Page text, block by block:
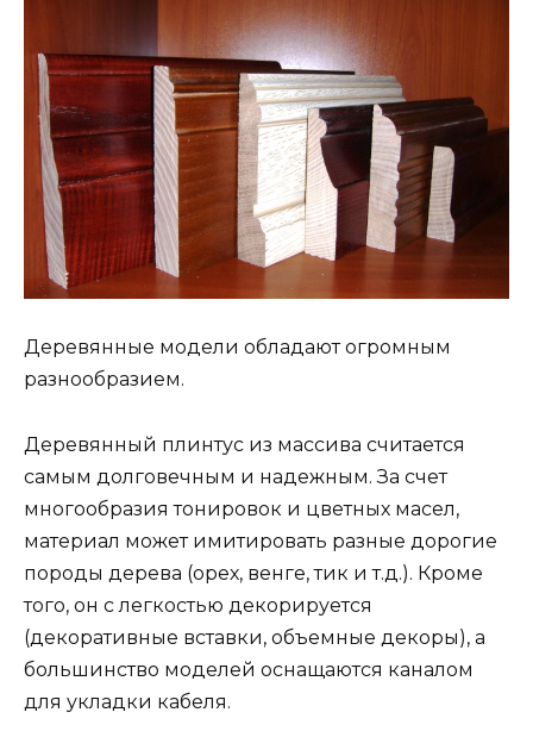
Деревянные модели обладают огромным
разнообразием.
Деревянный плинтус из массива считается
самым долговечным и надежным. За счет
многообразия тонировок и цветных масел,
материал может имитировать разные дорогие
породы дерева (орех, венге, тик и т.д.). Кроме
того, он с легкостью декорируется
(декоративные вставки, объемные декоры), а
большинство моделей оснащаются каналом
для укладки кабеля.